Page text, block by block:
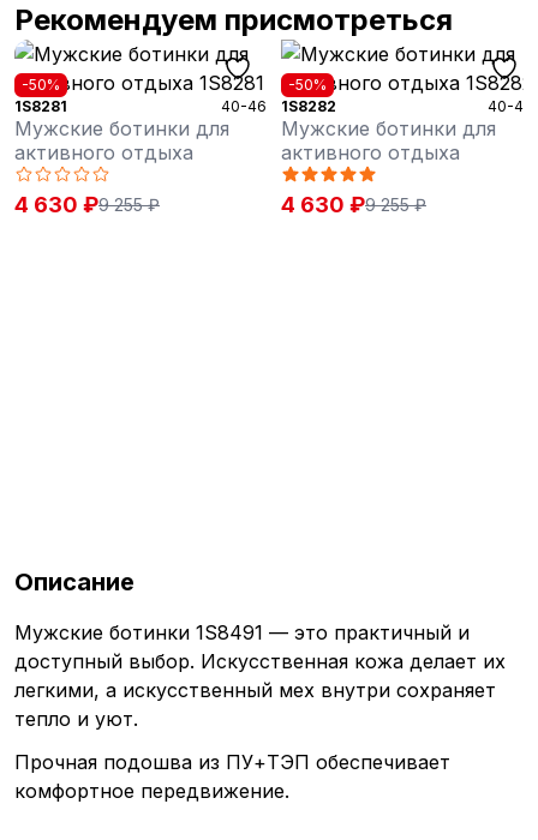
Рекомендуем присмотреться
-50%
1S8281
40-46
Мужские ботинки для
активного отдыха
4 630 ₽9 255 ₽
-50%
1S8282
40-46
Мужские ботинки для
активного отдыха
4 630 ₽9 255 ₽
Описание
Мужские ботинки 1S8491 — это практичный и
доступный выбор. Искусственная кожа делает их
легкими, а искусственный мех внутри сохраняет
тепло и уют.
Прочная подошва из ПУ+ТЭП обеспечивает
комфортное передвижение.